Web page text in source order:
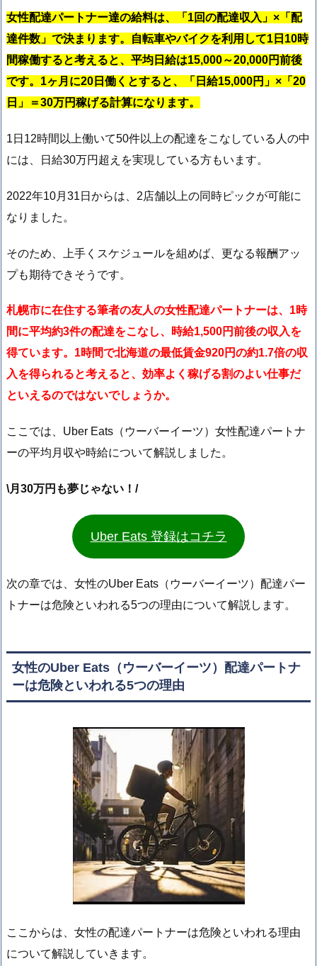
女性配達パートナー達の給料は、「1回の配達収入」×「配
達件数」で決まります。自転車やバイクを利用して1日10時
間稼働すると考えると、平均日給は15,000～20,000円前後
です。1ヶ月に20日働くとすると、「日給15,000円」×「20
日」＝30万円稼げる計算になります。
1日12時間以上働いて50件以上の配達をこなしている人の中
には、日給30万円超えを実現している方もいます。
2022年10月31日からは、2店舗以上の同時ピックが可能に
なりました。
そのため、上手くスケジュールを組めば、更なる報酬アッ
プも期待できそうです。
札幌市に在住する筆者の友人の女性配達パートナーは、1時
間に平均約3件の配達をこなし、時給1,500円前後の収入を
得ています。1時間で北海道の最低賃金920円の約1.7倍の収
入を得られると考えると、効率よく稼げる割のよい仕事だ
といえるのではないでしょうか。
ここでは、Uber Eats（ウーバーイーツ）女性配達パートナ
ーの平均月収や時給について解説しました。
\月30万円も夢じゃない！/
Uber Eats 登録はコチラ
次の章では、女性のUber Eats（ウーバーイーツ）配達パー
トナーは危険といわれる5つの理由について解説します。
女性のUber Eats（ウーバーイーツ）配達パートナ
ーは危険といわれる5つの理由
ここからは、女性の配達パートナーは危険といわれる理由
について解説していきます。